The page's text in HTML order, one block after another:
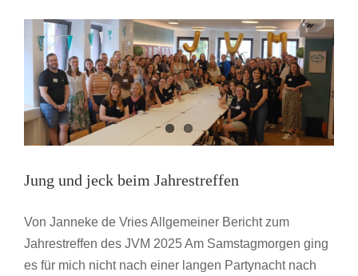
Know-
How
für
Quereinsteiger:innen“
Jung und jeck beim Jahrestreffen
Von Janneke de Vries Allgemeiner Bericht zum
Jahrestreffen des JVM 2025 Am Samstagmorgen ging
es für mich nicht nach einer langen Partynacht nach